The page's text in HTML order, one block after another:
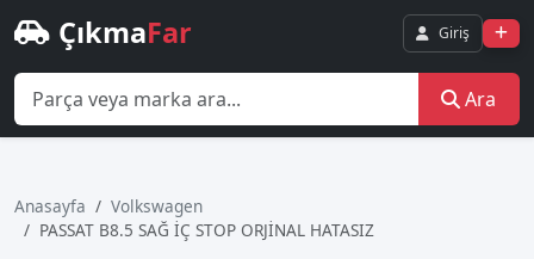
ÇıkmaFar Giriş
Ara
Anasayfa
Volkswagen
PASSAT B8.5 SAĞ İÇ STOP ORJİNAL HATASIZ